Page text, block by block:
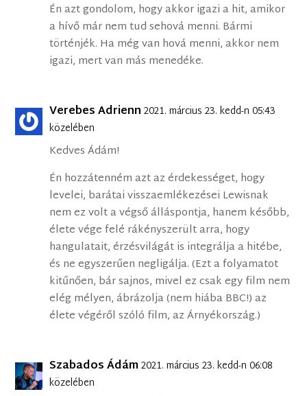
Én azt gondolom, hogy akkor igazi a hit, amikor
a hívő már nem tud sehová menni. Bármi
történjék. Ha még van hová menni, akkor nem
igazi, mert van más menedéke.
Verebes Adrienn 2021. március 23. kedd-n 05:43
közelében
Kedves Ádám!
Én hozzátenném azt az érdekességet, hogy
levelei, barátai visszaemlékezései Lewisnak
nem ez volt a végső álláspontja, hanem később,
élete vége felé rákényszerült arra, hogy
hangulatait, érzésvilágát is integrálja a hitébe,
és ne egyszerűen negligálja. (Ezt a folyamatot
kitűnően, bár sajnos, mivel ez csak egy film nem
elég mélyen, ábrázolja (nem hiába BBC!) az
élete végéről szóló film, az Árnyékország.)
Szabados Ádám2021. március 23. kedd-n 06:08
közelében